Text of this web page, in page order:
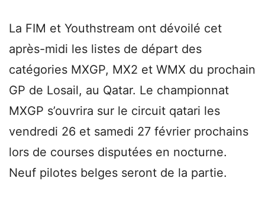
La FIM et Youthstream ont dévoilé cet
après-midi les listes de départ des
catégories MXGP, MX2 et WMX du prochain
GP de Losail, au Qatar. Le championnat
MXGP s’ouvrira sur le circuit qatari les
vendredi 26 et samedi 27 février prochains
lors de courses disputées en nocturne.
Neuf pilotes belges seront de la partie.